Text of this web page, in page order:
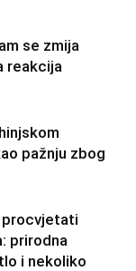
se zmija
reakcija
pažnju zbog
procvjetati
prirodna
i nekoliko